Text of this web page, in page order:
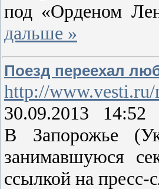
под «Орденом
дальше »
Поезд переехал
http://
30.09.2013 14:52
В Запорожье
занимавшуюся
ссылкой на пресс-